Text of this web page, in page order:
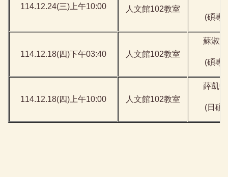
114.12.24(三)上午10:00 人文館102教室
(碩專)
114.12.18(四)下午03:40 人文館102教室
蘇淑文
(碩專)
114.12.18(四)上午10:00 人文館102教室
薛凱中
(日碩)